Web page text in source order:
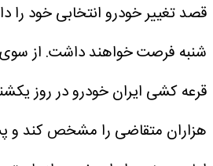
قصد تغییر خودرو انتخابی خود را
شنبه فرصت خواهند داشت. از
قرعه کشی ایران خودرو در روز
هزاران متقاضی را مشخص کند و